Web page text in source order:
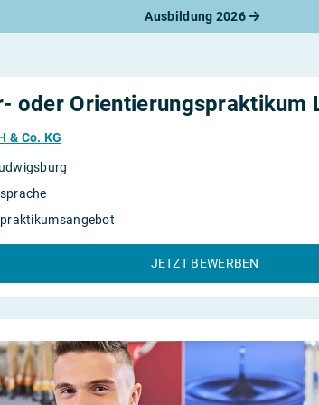
Ausbildung 2026
Bewerbung
Check
oder
& Co. KG
JETZT BEWERBEN